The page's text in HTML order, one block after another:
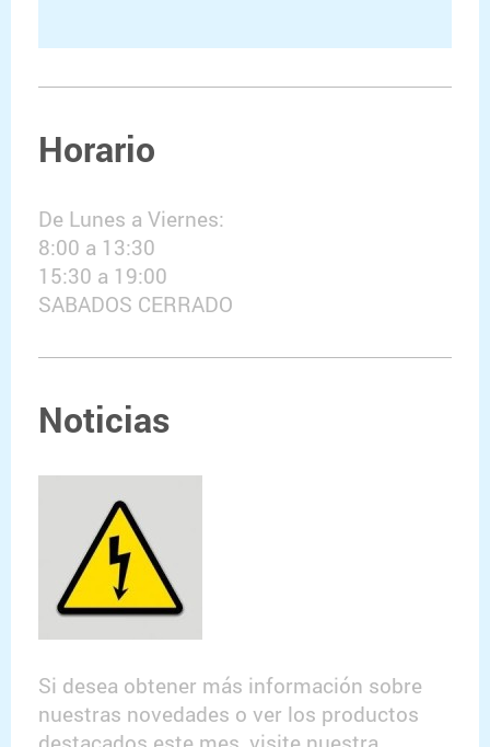
Horario
De Lunes a Viernes:
8:00 a 13:30
15:30 a 19:00
SABADOS CERRADO
Noticias
Si desea obtener más información sobre
nuestras novedades o ver los productos